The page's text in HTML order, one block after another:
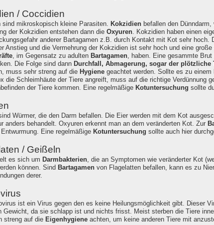
/ Coccidien
sind mikroskopisch kleine Parasiten. Kokzidienbefallen den Dünndarm,
der Kokzidien entstehen dann die Oxyuren. Kokzidien haben einen
anderer Bartagamen z.B. durch Kontakt mit Kot sehr hoch.
Anstieg und die Vermehrung der Kokzidien ist sehr hoch und eine
, im Gegensatz zu adulten Bartagamen, haben. Eine gesammte
Die Folge sind dann Durchfall, Abmagerung, sogar der plötzliche
muss sehr streng auf die Hygienegeachtet werden. Sollte es zu einem
die Schleimhäute der Tiere angreift, muss auf die richtige Verdünnung
der Tiere kommen. Eine regelmäßige Kotuntersuchung sollte
Würmer, die den Darm befallen. Die Eier werden mit dem Kot
anders behandelt. Oxyuren erkennt man an dem veränderten Kot. Zur
Eine regelmäßige Kotuntersuchung sollte auch hier
/ Geißeln
es sich um Darmbakterien, die an Symptomen wie veränderter Kot
können. Sind Bartagamenvon Flagelatten befallen, kann es zu
derer.
ist ein Virus gegen den es keine Heilungsmöglichkeit gibt. Dieser
Gewicht, da sie schlapp ist und nichts frisst. Meist sterben die Tiere
streng auf die Eigenhygieneachten, um keine anderen Tiere mit